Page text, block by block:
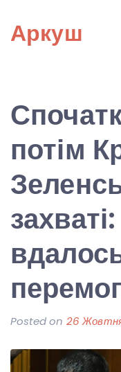
content
Аркуш
потім
Posted on 26